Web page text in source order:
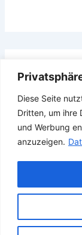
Diese Seite
Dritten, um ihre
und Werbung
anzuzeigen.
Das Gesuchte
Vielleicht hilft
Suchen
nach:
Copyright ©